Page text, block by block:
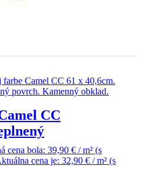
CC
cena bola: 39,90 € / m² (s
cena je: 32,90 € / m² (s